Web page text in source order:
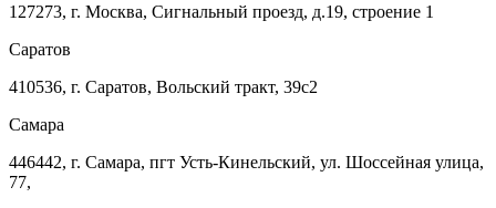
127273, г. Москва, Сигнальный проезд, д.19, строение 1
Саратов
410536, г. Саратов, Вольский тракт, 39с2
Самара
446442, г. Самара, пгт Усть-Кинельский, ул. Шоссейная улица,
77,